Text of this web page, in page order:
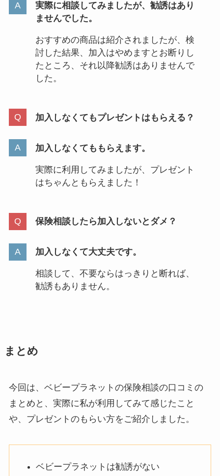
実際に相談してみましたが、勧誘はあり
ませんでした。
おすすめの商品は紹介されましたが、検
討した結果、加入はやめますとお断りし
たところ、それ以降勧誘はありませんで
した。
加入しなくてもプレゼントはもらえる？
加入しなくてももらえます。
実際に利用してみましたが、プレゼント
はちゃんともらえました！
保険相談したら加入しないとダメ？
加入しなくて大丈夫です。
相談して、不要ならはっきりと断れば、
勧誘もありません。
まとめ
今回は、ベビープラネットの保険相談の口コミの
まとめと、実際に私が利用してみて感じたこと
や、プレゼントのもらい方をご紹介しました。
ベビープラネットは勧誘がない